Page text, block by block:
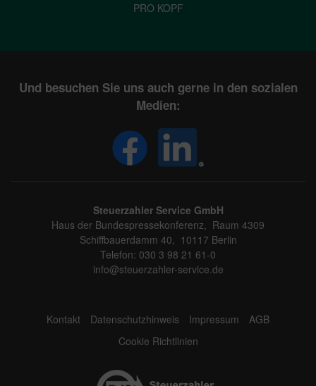
PRO KOPF
Und besuchen Sie uns auch gerne in den sozialen
Medien:
Steuerzahler Service GmbH
Haus der Bundespressekonferenz, Raum 4309
Schiffbauerdamm 40, 10117 Berlin
Telefon: 030 3 98 21 61-0
info@steuerzahler-service.de
Kontakt Datenschutzhinweis Impressum
AGB
Cookie Richtlinien